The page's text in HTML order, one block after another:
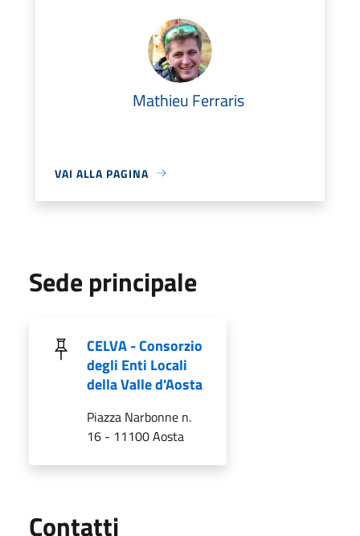
Mathieu Ferraris
VAI ALLA PAGINA
Sede principale
CELVA - Consorzio
degli Enti Locali
della Valle d'Aosta
Piazza Narbonne n.
16 - 11100 Aosta
Contatti